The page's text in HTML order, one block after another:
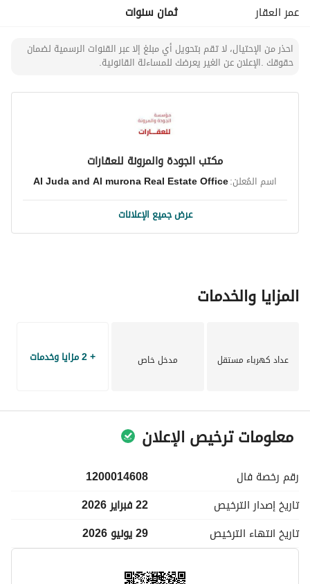
عمر العقار
ثمان سنوات
احذر من الإحتيال، لا تقم بتحويل أي مبلغ إلا عبر القنوات الرسمية لضمان
حقوقك .الإعلان عن الغير يعرضك للمساءلة القانونية.
مكتب الجودة والمرونة للعقارات
اسم المُعلن:Al Juda and Al murona Real Estate Office
عرض جميع الإعلانات
المزايا والخدمات
عداد كهرباء مستقل مدخل خاص + 2 مزايا وخدمات
معلومات ترخيص الإعلان
رقم رخصة فال
1200014608
تاريخ إصدار الترخيص
22 فبراير 2026
تاريخ انتهاء الترخيص 29 يونيو 2026